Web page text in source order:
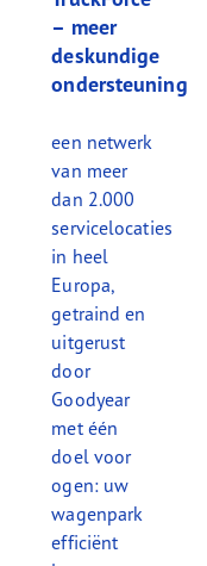
– meer
deskundige
ondersteuning
een netwerk
van meer
dan 2.000
servicelocaties
in heel
Europa,
getraind en
uitgerust
door
Goodyear
met één
doel voor
ogen: uw
wagenpark
efficiënt